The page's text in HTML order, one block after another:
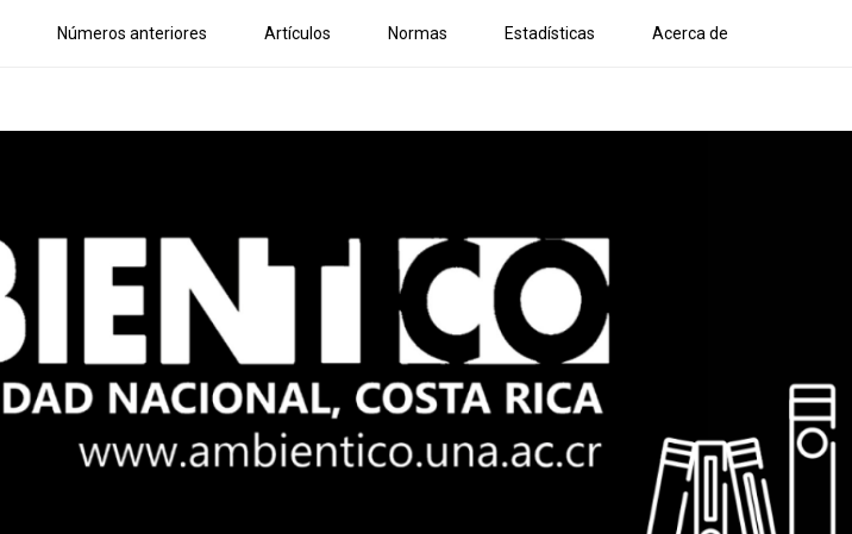
Números anteriores Artículos Normas Estadísticas Acerca de